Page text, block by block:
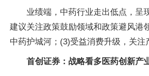
业绩端，中药行业走出低点，呈
建议关注政策鼓励领域和政策避风港
中药护城河；(3)受益消费升级，关注
首创证券：战略看多医药创新产